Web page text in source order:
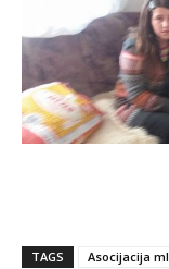
TAGS Asocijacija